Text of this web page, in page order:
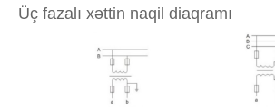
Üç fazalı xəttin naqil diaqramı